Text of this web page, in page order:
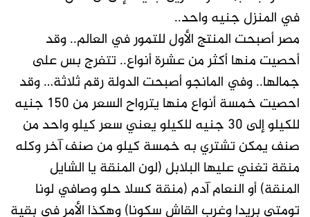
في المنزل جنيه واحد..
مصر أصبحت المنتج الأول للتمور في العالم.. وقد
أحصيت منها أكثر من عشرة أنواع.. تتفرج بس على
جمالها.. وفي المانجو أصبحت الدولة رقم ثلاثة… وقد
احصيت خمسة أنواع منها يترواح السعر من ١٥٠ جنيه
للكيلو إلى ٣٠ جنيه للكيلو يعني سعر كيلو واحد من
صنف يمكن تشتري به خمسة كيلو من صنف آخر وكله
منقة تغني عليها البلابل (لون المنقة يا الشايل
المنقة) أو النعام آدم (منقة كسلا حلو وصافي لونا
تومتي بريدا وغرب القاش سكونا) وهكذا الأمر في بقية